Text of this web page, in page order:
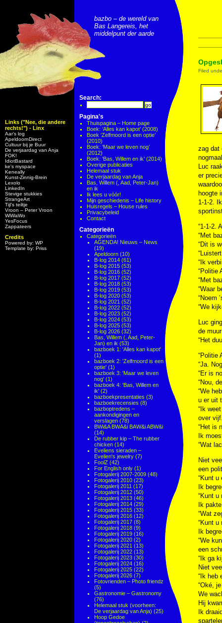
Links ("Nee, die andere
rechts!") - Linx
Aar’s log
ApeldoornDirect
Cultuur bij je Buur
De verjaardag van Anja
FOK!
IdiotBastard
ke's myspace
Keneally
Kunst-Zinnig-Brein
Lexolo
LinkedIn
Stevige stukkies
StrangeArt
Tijl’s teiltje
Vroon – Peter Vroon
WiWaWo
YesFocus
Zappateers
Credits
Powered by: WP
Template by: Priss
bazbo – de wereld van
Bas Langereis, het
middelpunt der aarde
Search:
Pagina's
Thuispagina – Home page
Boek: ‘Alles kan kapot’ (2008)
Boek ‘Zelfmoord is een optie’
(2010)
Boek: ‘Maar we leven nog’
(2012)
Boek: ‘Bas, Willem en ik’ (2014)
Overige publicaties
Helemaal stuk
De verjaardag van Anja
Bas, Willem (, Aad, Peter-Jan)
en ik
Ik lees u vóór!
Mijn geschiedenis – Life history
Huisregels – House rules
Privacybeleid
Contact
Categorieën
Categorieën
AGENDA! Nieuws – News
(19)
Apeldoorn (10)
B-log 2014 (61)
B-log 2015 (53)
B-log 2016 (52)
B-log 2017 (52)
B-log 2018 (53)
B-log 2019 (53)
B-log 2020 (53)
B-log 2021 (52)
B-log 2022 (52)
B-log 2023 (52)
B-log 2024 (53)
B-log 2025 (53)
B-log 2026 (32)
Bas, Willem (, Aad, Peter-
Jan) en ik (53)
bazboek 1: 'Alles kan kapot'
(1)
bazboek 2: 'Zelfmoord is een
optie' (1)
bazboek 3: 'Maar we leven
nog' (1)
bazboek 4: 'Bas, Willem en
ik' (2)
bazboekpresentaties (3)
bazboekrecensies (8)
bazboptredens –
aankondigingen en
verslagen (78)
BWi&A BWA&i BAW&i ABW&i
(14)
De rubber kip – The rubber
chicken (14)
Eveliens sieraden –
Evelien's jewelry (7)
FoolZ (42)
For English only (1)
Fotogalerij 2007-2009 (48)
Fotogalerij 2010 (23)
Fotogalerij 2011 (17)
Fotogalerij 2012 (50)
Fotogalerij 2013 (46)
Fotogalerij 2014 (29)
Fotogalerij 2015 (33)
Fotogalerij 2016 (12)
Fotogalerij 2017 (8)
Fotogalerij 2018 (9)
Fotogalerij 2019 (16)
Fotogalerij 2020 (2)
Fotogalerij 2021 (13)
Fotogalerij 2022 (13)
Fotogalerij 2023 (30)
Fotogalerij 2024 (16)
Fotogalerij 2025 (22)
Fotogalerij 2026 (7)
Fotovrienden – Photo friendz
(5)
Gastronomie – Gastronomy
(76)
Helemaal stuk (voorheen:
De verjaardag van Anja) (25)
Hoop Gedoe
Filed
zag dat
Luc
er
hoogte
1-1-2.
“1-1-2.
“Met
“Dit is
“Ik
“Politie
“Met
“Waar
“Noem
“We
Luc
de
“Het
“Politie
“Ja.
“Er is
“Nou,
“We
u er uit
“Ik
over
“Het is
Ik
“Wat
Niet
een
“Kunt u
Ik
“Kunt u
Ik
“Wat
“Kunt u
Ik
“We
een
“Ik ga
Niet
“Ik heb
“Oké,
We
Hij
Ik